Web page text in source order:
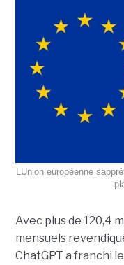
LUnion européenne
Avec plus de 120,4
mensuels
ChatGPT a franchi